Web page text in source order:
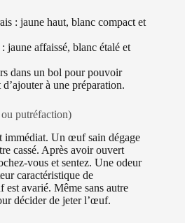
: jaune haut, blanc compact et
affaissé, blanc étalé et
dans un bol pour pouvoir
à une préparation.
putréfaction)
immédiat. Un œuf sain dégage
cassé. Après avoir ouvert
et sentez. Une odeur
caractéristique de
avarié. Même sans autre
décider de jeter l’œuf.